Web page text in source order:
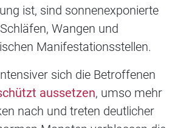
ist, sind sonnenexponierte
Wangen und
Manifestationsstellen.
sich die Betroffenen
aussetzen, umso mehr
nach und treten deutlicher